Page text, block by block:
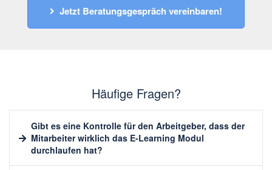
Jetzt Beratungsgespräch vereinbaren!
Häufige Fragen?
Gibt es eine Kontrolle für den Arbeitgeber, dass der